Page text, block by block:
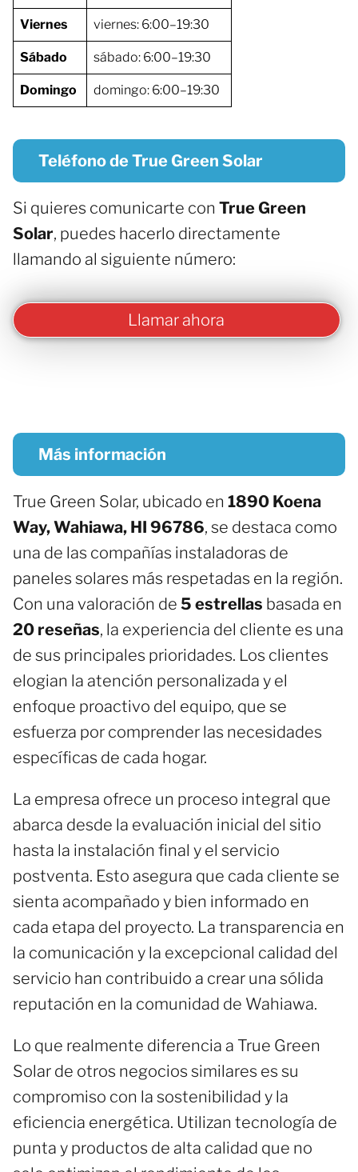
Viernes viernes: 6:00–19:30
Sábado sábado: 6:00–19:30
Domingo domingo: 6:00–19:30
Teléfono de True Green Solar
Si quieres comunicarte con True Green
Solar, puedes hacerlo directamente
llamando al siguiente número:
Llamar ahora
Más información
True Green Solar, ubicado en 1890 Koena
Way, Wahiawa, HI 96786, se destaca como
una de las compañías instaladoras de
paneles solares más respetadas en la región.
Con una valoración de 5 estrellas basada en
20 reseñas, la experiencia del cliente es una
de sus principales prioridades. Los clientes
elogian la atención personalizada y el
enfoque proactivo del equipo, que se
esfuerza por comprender las necesidades
específicas de cada hogar.
La empresa ofrece un proceso integral que
abarca desde la evaluación inicial del sitio
hasta la instalación final y el servicio
postventa. Esto asegura que cada cliente se
sienta acompañado y bien informado en
cada etapa del proyecto. La transparencia en
la comunicación y la excepcional calidad del
servicio han contribuido a crear una sólida
reputación en la comunidad de Wahiawa.
Lo que realmente diferencia a True Green
Solar de otros negocios similares es su
compromiso con la sostenibilidad y la
eficiencia energética. Utilizan tecnología de
punta y productos de alta calidad que no